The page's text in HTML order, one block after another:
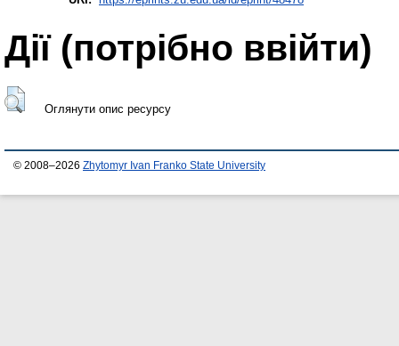
Дії ​​(потрібно ввійти)
Оглянути опис ресурсу
© 2008–2026 Zhytomyr Ivan Franko State University